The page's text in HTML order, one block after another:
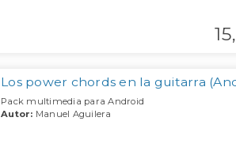
15,
Los power chords en la guitarra
Pack multimedia para Android
Autor: Manuel Aguilera